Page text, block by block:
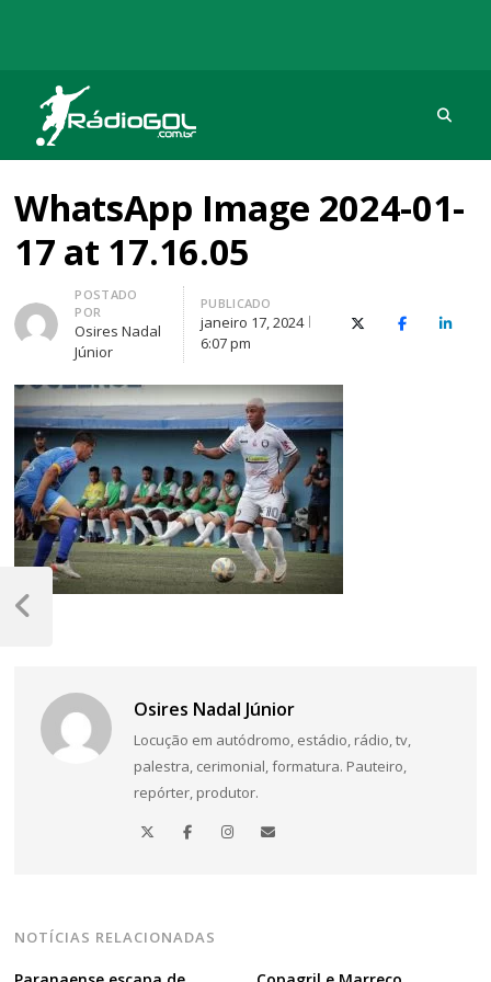
Rádio Gol
Há mais de 20 anos com as melhores coberturas
WhatsApp Image 2024-01-
17 at 17.16.05
Autor
POSTADO
POR
Osires Nadal
Júnior
PUBLICADO
janeiro 17, 2024
6:07 pm
X (Twitter)Facebook
O
Osires Nadal Júnior
Locução em autódromo, estádio, rádio, tv,
palestra, cerimonial, formatura. Pauteiro,
repórter, produtor.
NOTÍCIAS RELACIONADAS
Navegação
de
Post